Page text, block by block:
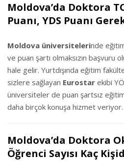
Moldova’da Doktora
Puanı, YDS Puanı
Moldova üniversitelerinde
ve puan şartı olmaksızın başvuru
hale gelir. Yurtdışında eğitim
sizlere sağlayan Eurostar ekibi
üniversiteler de puan şartsız
daha birçok konuşa hizmet veriyor.
Moldova’da Doktora
Öğrenci Sayısı Kaç